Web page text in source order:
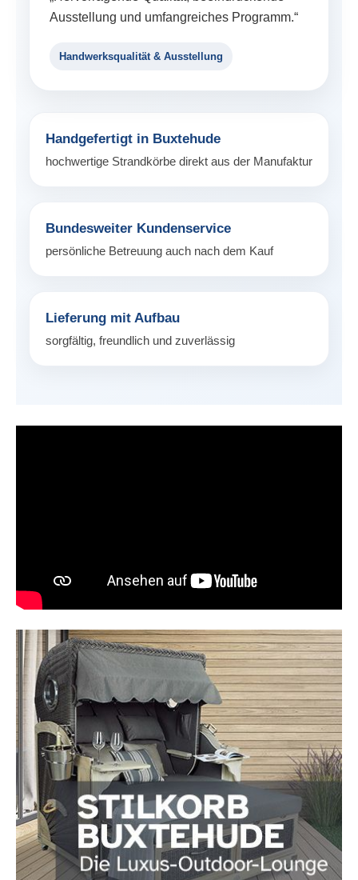
Ausstellung und umfangreiches Programm.“
Handwerksqualität & Ausstellung
Handgefertigt in Buxtehude
hochwertige Strandkörbe direkt aus der Manufaktur
Bundesweiter Kundenservice
persönliche Betreuung auch nach dem Kauf
Lieferung mit Aufbau
sorgfältig, freundlich und zuverlässig